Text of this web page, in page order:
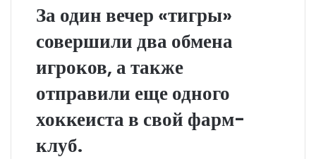
За один вечер «тигры»
совершили два обмена
игроков, а также
отправили еще одного
хоккеиста в свой фарм-
клуб.